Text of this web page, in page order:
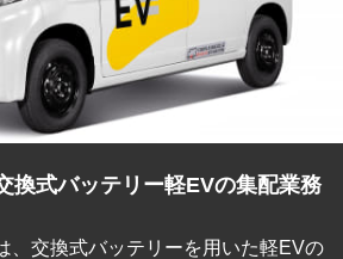
換式バッテリー軽EVの集配業務
、交換式バッテリーを用いた軽EVの